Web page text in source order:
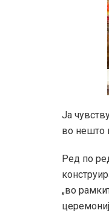
Ја
во нешто
Ред по
„во